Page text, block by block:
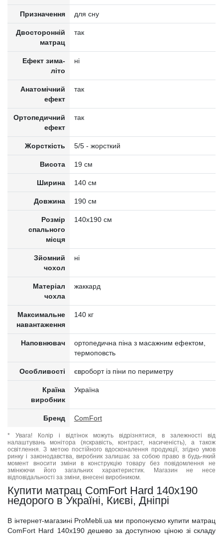
Призначення для сну
Двосторонній
матрац
так
Ефект зима-
літо
ні
Анатомічний
ефект
так
Ортопедичний
ефект
так
Жорсткість 5/5 - жорсткий
Висота 19 см
Ширина 140 см
Довжина 190 см
Розмір
спального
місця
140x190 см
Зйомний
чохол
ні
Матеріал
чохла
жаккард
Максимальне
навантаження
140 кг
Наповнювач
ортопедична піна з масажним ефектом,
термоповсть
Особливості євроборт із піни по периметру
Країна
виробник
Україна
Бренд ComFort
* Увага! Колір і відтінок можуть відрізнятися, в залежності від
налаштувань монітора (яскравість, контраст, насиченість), а також
освітлення. З метою постійного вдосконалення продукції, згідно умов
ринку і законодавства, виробник залишає за собою право в будь-який
момент вносити зміни в конструкцію товару без повідомлення не
змінюючи його загальних характеристик. Магазин не несе
відповідальності за зміни, внесені виробником.
Купити матрац ComFort Hard 140x190
недорого в Україні, Києві, Дніпрі
В інтернет-магазині ProMebli.ua ми пропонуємо купити матрац
ComFort Hard 140x190 дешево за доступною ціною зі складу